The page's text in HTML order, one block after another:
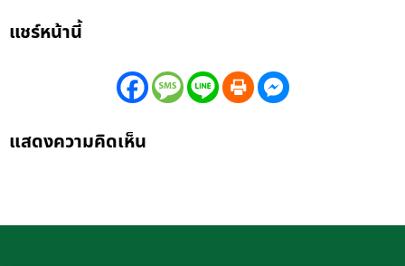
แชร์หน้านี้
แสดงความคิดเห็น